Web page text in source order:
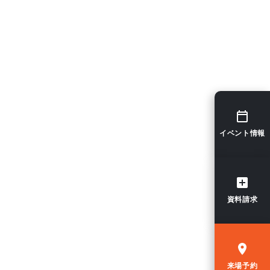
イベント情報
資料請求
来場予約